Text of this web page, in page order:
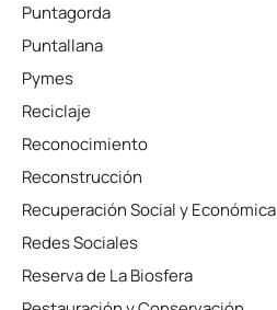
Puntagorda
Puntallana
Pymes
Reciclaje
Reconocimiento
Reconstrucción
Recuperación Social y Económica
Redes Sociales
Reserva de La Biosfera